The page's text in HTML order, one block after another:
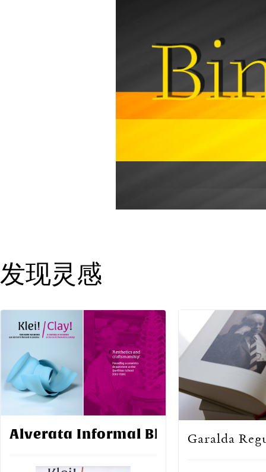
发现灵感
Alverata Informal Black Garalda